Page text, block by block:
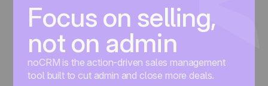
Focus on selling,
not on admin
noCRM is the action-driven sales management
tool built to cut admin and close more deals.